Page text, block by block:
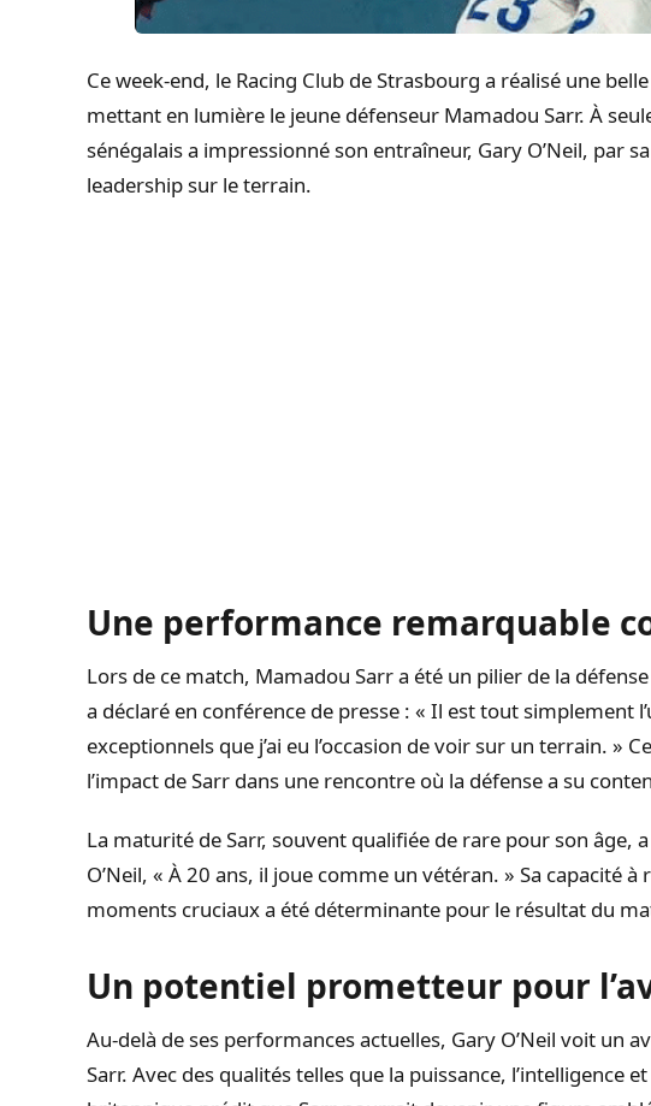
Ce week-end, le Racing Club de Strasbourg a réalisé une
mettant en lumière le jeune défenseur Mamadou Sarr. À
sénégalais a impressionné son entraîneur, Gary O’Neil, par
leadership sur le terrain.
Une performance remarquable
Lors de ce match, Mamadou Sarr a été un pilier de la
a déclaré en conférence de presse : « Il est tout simplement
exceptionnels que j’ai eu l’occasion de voir sur un terrain. »
l’impact de Sarr dans une rencontre où la défense a su
La maturité de Sarr, souvent qualifiée de rare pour son âge,
O’Neil, « À 20 ans, il joue comme un vétéran. » Sa capacité à
moments cruciaux a été déterminante pour le résultat du
Un potentiel prometteur pour
Au-delà de ses performances actuelles, Gary O’Neil voit un
Sarr. Avec des qualités telles que la puissance, l’intelligence